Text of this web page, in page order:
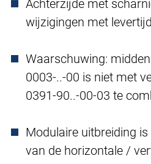
Achterzijde met
wijzigingen met
Waarschuwing:
0003-..-00 is niet met
0391-90..-00-03 te
Modulaire uitbreiding
van de horizontale /